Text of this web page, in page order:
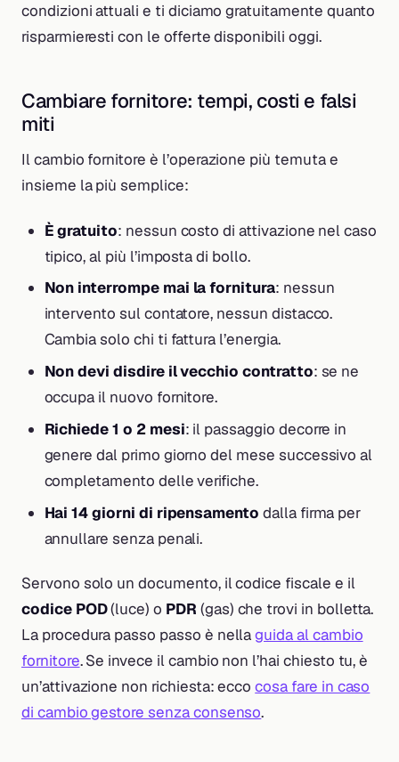
condizioni attuali e ti diciamo gratuitamente quanto
risparmieresti con le offerte disponibili oggi.
Cambiare fornitore: tempi, costi e falsi
miti
Il cambio fornitore è l’operazione più temuta e
insieme la più semplice:
È gratuito: nessun costo di attivazione nel caso
tipico, al più l’imposta di bollo.
Non interrompe mai la fornitura: nessun
intervento sul contatore, nessun distacco.
Cambia solo chi ti fattura l’energia.
Non devi disdire il vecchio contratto: se ne
occupa il nuovo fornitore.
Richiede 1 o 2 mesi: il passaggio decorre in
genere dal primo giorno del mese successivo al
completamento delle verifiche.
Hai 14 giorni di ripensamento dalla firma per
annullare senza penali.
Servono solo un documento, il codice fiscale e il
codice POD(luce) o PDR (gas) che trovi in bolletta.
La procedura passo passo è nellaguida al cambio
fornitore. Se invece il cambio non l’hai chiesto tu, è
un’attivazione non richiesta: eccocosa fare in caso
di cambio gestore senza consenso.